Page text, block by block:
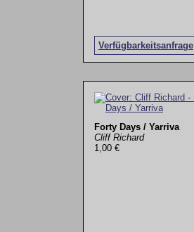
Verfügbarkeitsanfrage
Forty Days / Yarriva
Cliff Richard
1,00 €